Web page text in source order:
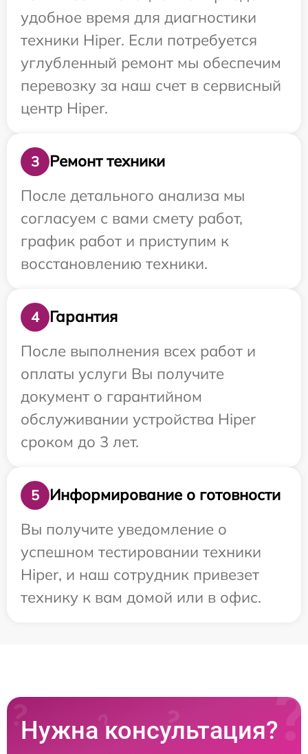
удобное время для диагностики
техники Hiper. Если потребуется
углубленный ремонт мы обеспечим
перевозку за наш счет в сервисный
центр Hiper.
3
Ремонт техники
После детального анализа мы
согласуем с вами смету работ,
график работ и приступим к
восстановлению техники.
4
Гарантия
После выполнения всех работ и
оплаты услуги Вы получите
документ о гарантийном
обслуживании устройства Hiper
сроком до 3 лет.
5
Информирование о готовности
Вы получите уведомление о
успешном тестировании техники
Hiper, и наш сотрудник привезет
технику к вам домой или в офис.
Нужна консультация?